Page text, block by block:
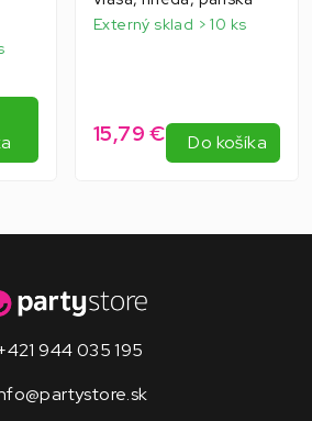
Externý sklad > 10 ks
15,79 € Do košíka
944 035 195